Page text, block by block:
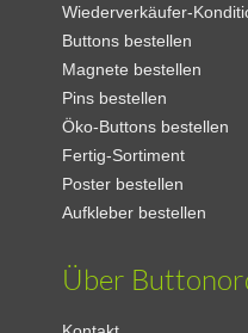
Wiederverkäufer-
Buttons bestellen
Magnete bestellen
Pins bestellen
Öko-Buttons bestellen
Fertig-Sortiment
Poster bestellen
Aufkleber bestellen
Über